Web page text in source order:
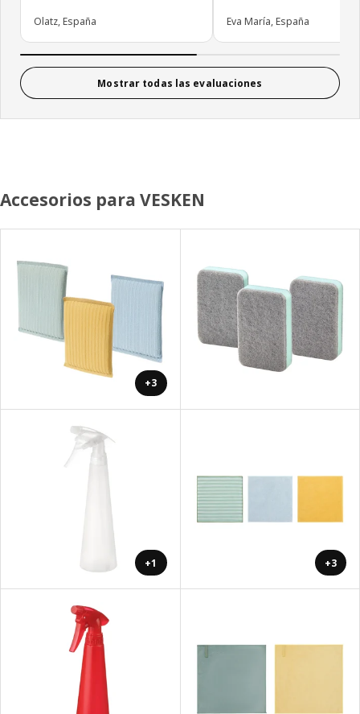
Olatz, España Eva María, España
Mostrar todas las evaluaciones
Accesorios para VESKEN
+3
+1 +3